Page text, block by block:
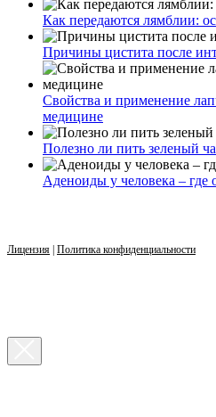
Как передаются лямблии:
Причины цистита после
Свойства и применение
медицине
Полезно ли пить зеленый
Аденоиды у человека – где
Лицензия Политика конфиденциальности